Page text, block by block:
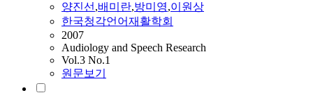
양진선,배미란,방미영,이원상
한국청각언어재활학회
2007
Audiology and Speech Research
Vol.3 No.1
원문보기